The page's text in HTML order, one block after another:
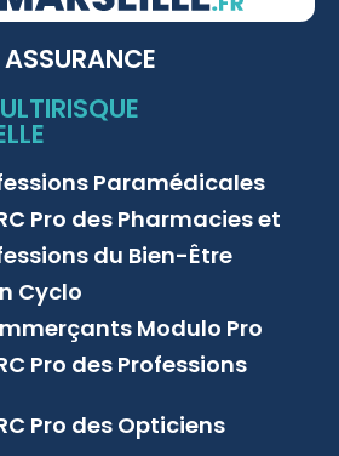
Paramédicales
Pro des Pharmacies et
du Bien-Être
Cyclo
Modulo Pro
Pro des Professions
Pro des Opticiens